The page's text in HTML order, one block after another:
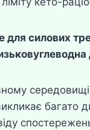
силових
багато